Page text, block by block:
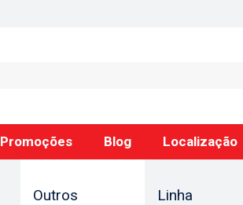
Promoções Blog Localização
Outros
Linha